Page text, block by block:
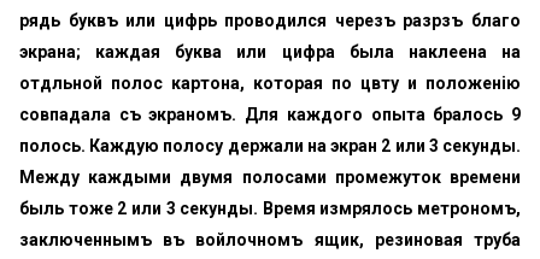
рядь буквъ или цифрь проводился черезъ разрѣзъ бѣлаго
экрана; каждая буква или цифра была наклеена на
отдѣльной полосѣ картона, которая по цвѣту и положенію
совпадала съ экраномъ. Для каждого опыта бралось 9
полось. Каждую полосу держали на экран 2 или 3 секунды.
Между каждыми двумя полосами промежуток времени
быль тоже 2 или 3 секунды. Время измѣрялось метрономъ,
заключеннымъ въ войлочномъ ящикѣ, резиновая труба